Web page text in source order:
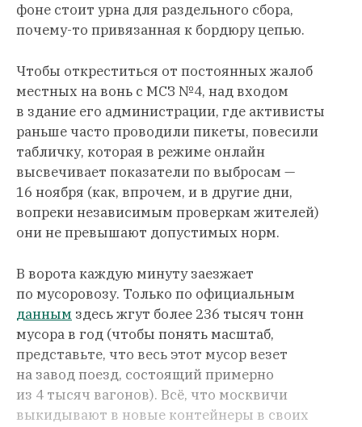
фоне стоит урна для раздельного сбора,
почему-то привязанная к бордюру цепью.
Чтобы откреститься от постоянных жалоб
местных на вонь с МСЗ №4, над входом
в здание его администрации, где активисты
раньше часто проводили пикеты, повесили
табличку, которая в режиме онлайн
высвечивает показатели по выбросам —
16 ноября (как, впрочем, и в другие дни,
вопреки независимым проверкам жителей)
они не превышают допустимых норм.
В ворота каждую минуту заезжает
по мусоровозу. Только по официальным
данным здесь жгут более 236 тысяч тонн
мусора в год (чтобы понять масштаб,
представьте, что весь этот мусор везет
на завод поезд, состоящий примерно
из 4 тысяч вагонов). Всё, что москвичи
выкидывают в новые контейнеры в своих